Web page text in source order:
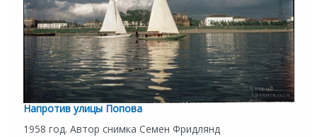
Напротив улицы Попова
1958 год. Автор снимка Семен Фридлянд